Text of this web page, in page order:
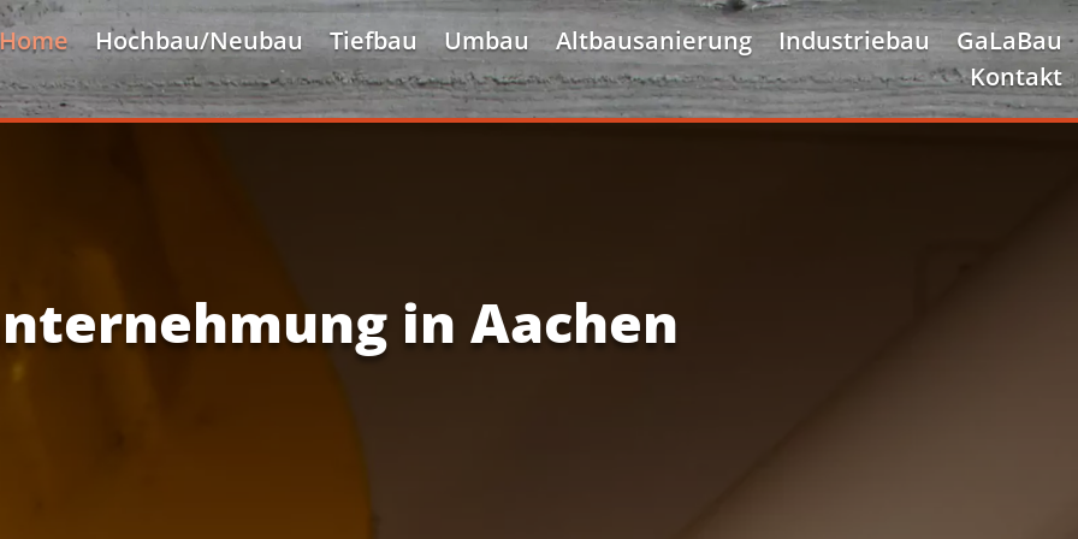
Hochbau/Neubau Tiefbau Umbau Altbausanierung Industriebau
GaLaBau
Kontakt
in Aachen